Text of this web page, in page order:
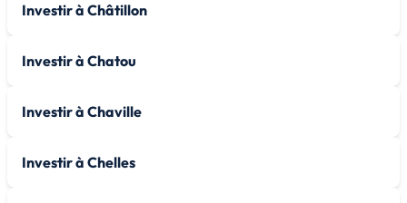
Investir à Châtillon
Investir à Chatou
Investir à Chaville
Investir à Chelles